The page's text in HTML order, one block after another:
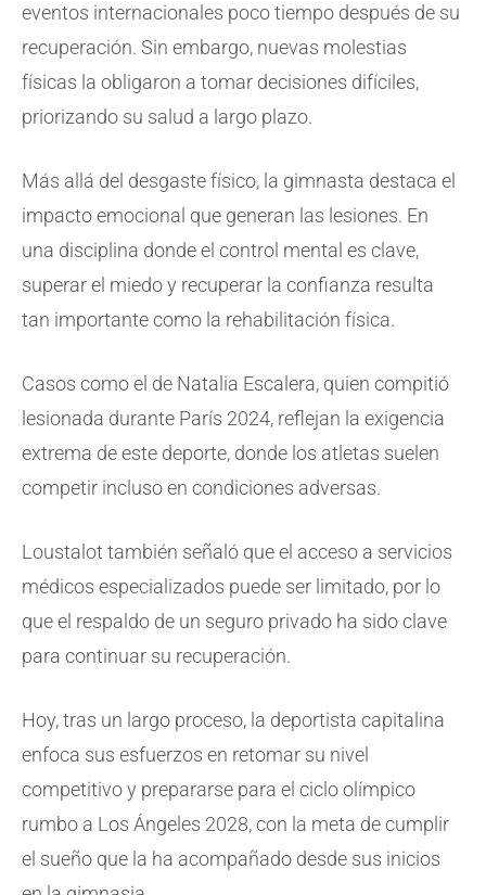
eventos internacionales poco tiempo después de su
recuperación. Sin embargo, nuevas molestias
físicas la obligaron a tomar decisiones difíciles,
priorizando su salud a largo plazo.
Más allá del desgaste físico, la gimnasta destaca el
impacto emocional que generan las lesiones. En
una disciplina donde el control mental es clave,
superar el miedo y recuperar la confianza resulta
tan importante como la rehabilitación física.
Casos como el de Natalia Escalera, quien compitió
lesionada durante París 2024, reflejan la exigencia
extrema de este deporte, donde los atletas suelen
competir incluso en condiciones adversas.
Loustalot también señaló que el acceso a servicios
médicos especializados puede ser limitado, por lo
que el respaldo de un seguro privado ha sido clave
para continuar su recuperación.
Hoy, tras un largo proceso, la deportista capitalina
enfoca sus esfuerzos en retomar su nivel
competitivo y prepararse para el ciclo olímpico
rumbo a Los Ángeles 2028, con la meta de cumplir
el sueño que la ha acompañado desde sus inicios